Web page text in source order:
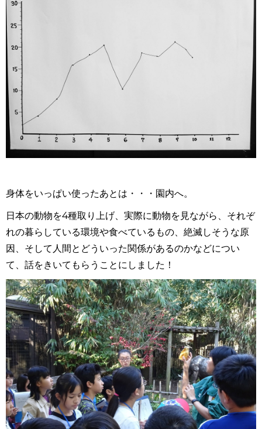
身体をいっぱい使ったあとは・・・園内へ。
日本の動物を4種取り上げ、実際に動物を見ながら、それぞ
れの暮らしている環境や食べているもの、絶滅しそうな原
因、そして人間とどういった関係があるのかなどについ
て、話をきいてもらうことにしました！